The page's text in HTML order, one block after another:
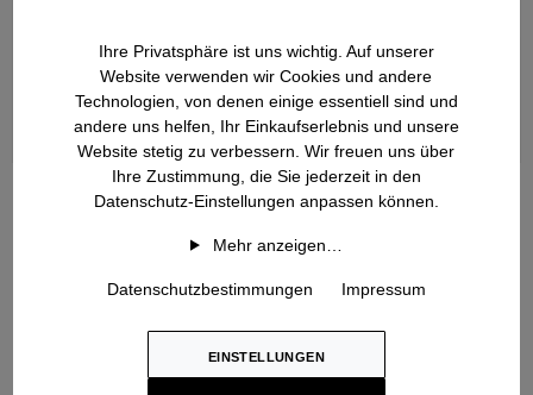
Handstrick
Ihre Privatsphäre ist uns wichtig. Auf unserer
Website verwenden wir Cookies und andere
Technologien, von denen einige essentiell sind und
andere uns helfen, Ihr Einkaufserlebnis und unsere
Website stetig zu verbessern. Wir freuen uns über
Ihre Zustimmung, die Sie jederzeit in den
Datenschutz-Einstellungen anpassen können.
Mehr anzeigen…
Datenschutzbestimmungen Impressum
EINSTELLUNGEN